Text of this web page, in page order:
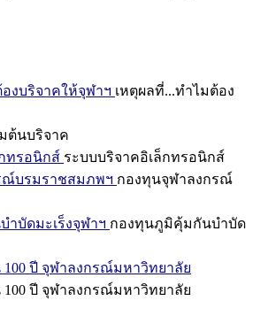
งบริจาคให้จุฬาฯ เหตุผลที่...ทำไมต้อง
มต้นบริจาค
ทรอนิกส์ ระบบบริจาคอิเล็กทรอนิกส์
ณ์บรมราชสมภพฯ กองทุนจุฬาลงกรณ์
บัดมะเร็งจุฬาฯ กองทุนภูมิคุ้มกันบำบัด
ปี จุฬาลงกรณ์มหาวิทยาลัย
ปี จุฬาลงกรณ์มหาวิทยาลัย